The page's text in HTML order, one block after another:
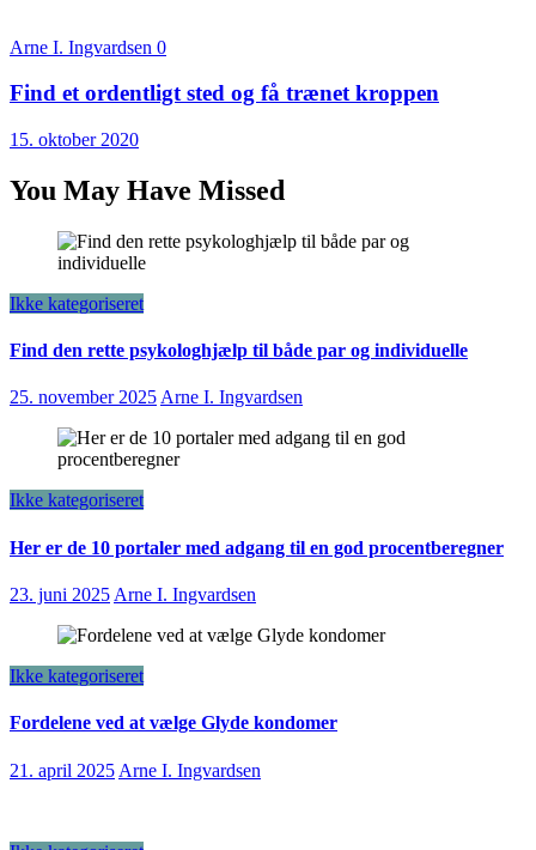
Arne I. Ingvardsen 0
Find et ordentligt sted og få trænet kroppen
15. oktober 2020
You May Have Missed
Ikke kategoriseret
Find den rette psykologhjælp til både par og individuelle
25. november 2025Arne I. Ingvardsen
Ikke kategoriseret
Her er de 10 portaler med adgang til en god procentberegner
23. juni 2025 Arne I. Ingvardsen
Ikke kategoriseret
Fordelene ved at vælge Glyde kondomer
21. april 2025 Arne I. Ingvardsen